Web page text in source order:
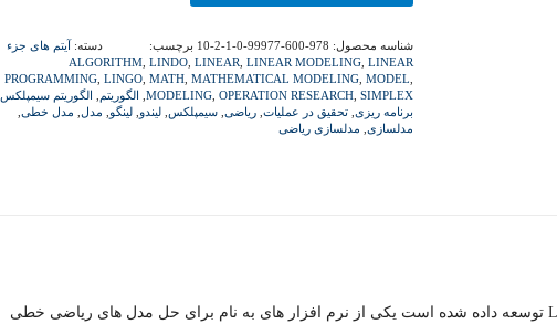
شناسه محصول: 978-600-99977-0-1-2-10 دسته:آیتم های جزء
برچسب:
ALGORITHM ,LINDO ,LINEAR ,LINEAR MODELING ,LINEAR
PROGRAMMING ,LINGO ,MATH ,MATHEMATICAL MODELING ,MODEL
MODELING ,OPERATION RESEARCH ,SIMPLEX
, الگوریتم الگوریتم سیمپلکس
برنامه ریزی, تحقیق در عملیات, ریاضی, سیمپلکس لیندو لینگو مدل مدل خطی,
مدلسازی, مدلسازی ریاضی
نرم افزار لینگو (Lingo) که توسط شرکت Lindo توسعه داده شده است یکی از نرم افزار های به نام برای حل مدل های ریاضی خطی